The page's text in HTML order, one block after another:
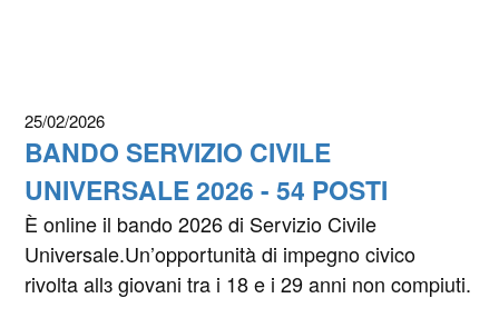
25/02/2026
BANDO SERVIZIO CIVILE
UNIVERSALE 2026 - 54 POSTI
È online il bando 2026 di Servizio Civile
Universale.Un’opportunità di impegno civico
rivolta allɜ giovani tra i 18 e i 29 anni non compiuti.